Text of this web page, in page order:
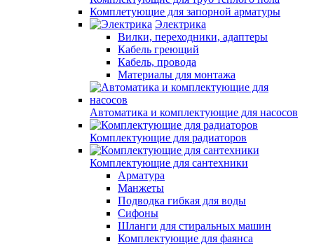
Комплетующие для запорной арматуры
Электрика
Вилки, переходники, адаптеры
Кабель греющий
Кабель, провода
Материалы для монтажа
Автоматика и комплектующие для насосов
Комплектующие для радиаторов
Комплектующие для сантехники
Арматура
Манжеты
Подводка гибкая для воды
Сифоны
Шланги для стиральных машин
Комплектующие для фаянса